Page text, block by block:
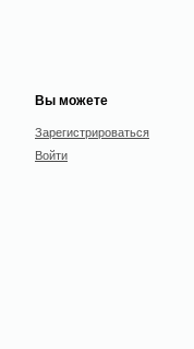
Вы можете
Зарегистрироваться
Войти